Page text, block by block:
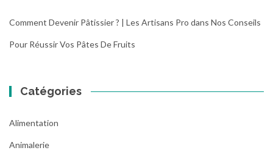
Comment Devenir Pâtissier ? | Les Artisans Pro dans Nos Conseils
Pour Réussir Vos Pâtes De Fruits
Catégories
Alimentation
Animalerie